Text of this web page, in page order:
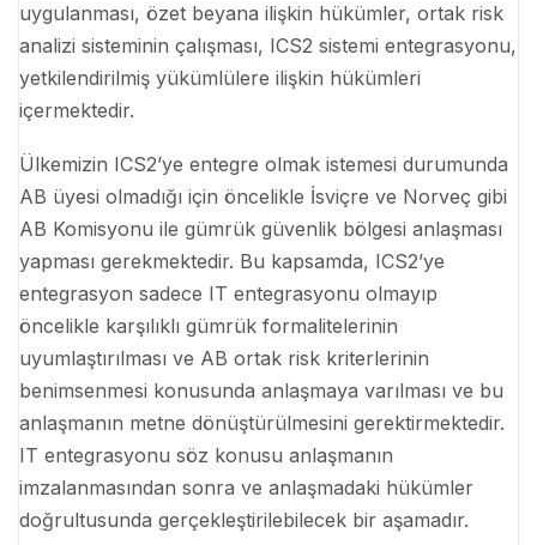
uygulanması, özet beyana ilişkin hükümler, ortak risk
analizi sisteminin çalışması, ICS2 sistemi entegrasyonu,
yetkilendirilmiş yükümlülere ilişkin hükümleri
içermektedir.
Ülkemizin ICS2’ye entegre olmak istemesi durumunda
AB üyesi olmadığı için öncelikle İsviçre ve Norveç gibi
AB Komisyonu ile gümrük güvenlik bölgesi anlaşması
yapması gerekmektedir. Bu kapsamda, ICS2’ye
entegrasyon sadece IT entegrasyonu olmayıp
öncelikle karşılıklı gümrük formalitelerinin
uyumlaştırılması ve AB ortak risk kriterlerinin
benimsenmesi konusunda anlaşmaya varılması ve bu
anlaşmanın metne dönüştürülmesini gerektirmektedir.
IT entegrasyonu söz konusu anlaşmanın
imzalanmasından sonra ve anlaşmadaki hükümler
doğrultusunda gerçekleştirilebilecek bir aşamadır.